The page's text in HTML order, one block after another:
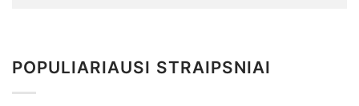
POPULIARIAUSI STRAIPSNIAI